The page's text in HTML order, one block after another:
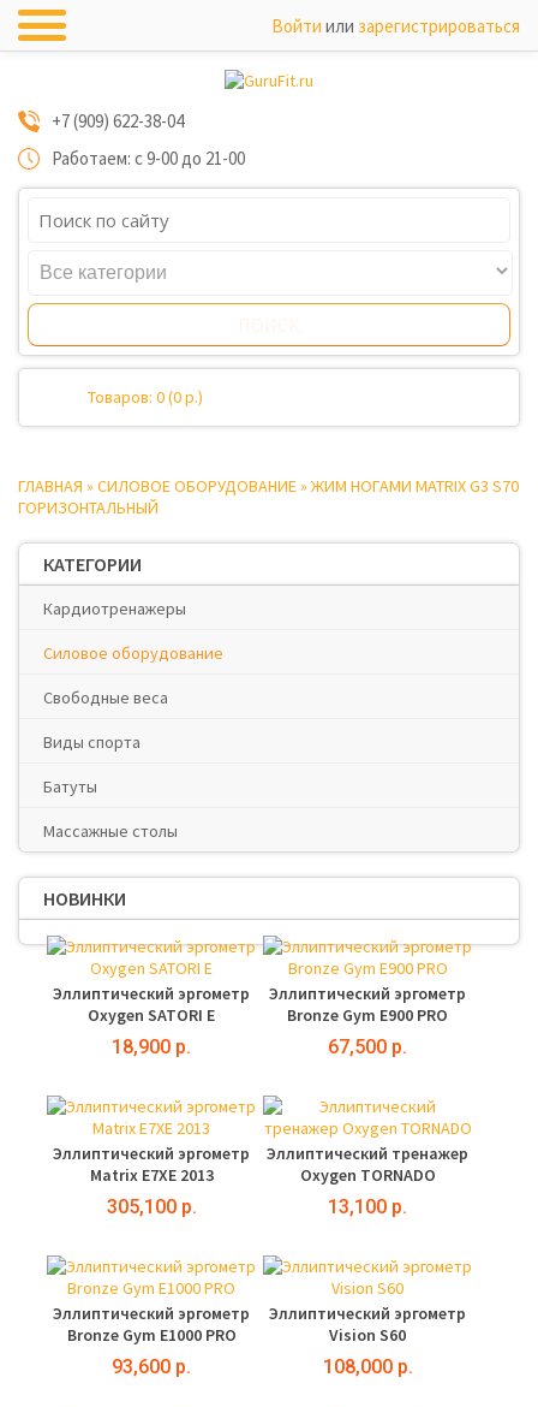
Войти или зарегистрироваться
+7 (909) 622-38-04
Работаем: с 9-00 до 21-00
Товаров: 0 (0 р.)
ГЛАВНАЯ » СИЛОВОЕ ОБОРУДОВАНИЕ» ЖИМ НОГАМИ MATRIX G3 S70
ГОРИЗОНТАЛЬНЫЙ
КАТЕГОРИИ
Кардиотренажеры
Силовое оборудование
Свободные веса
Виды спорта
Батуты
Массажные столы
НОВИНКИ
Эллиптический эргометр
Oxygen SATORI E
18,900 р.
Эллиптический эргометр
Bronze Gym E900 PRO
67,500 р.
Эллиптический эргометр
Matrix E7XE 2013
305,100 р.
Эллиптический тренажер
Oxygen TORNADO
13,100 р.
Эллиптический эргометр
Bronze Gym E1000 PRO
93,600 р.
Эллиптический эргометр
Vision S60
108,000 р.